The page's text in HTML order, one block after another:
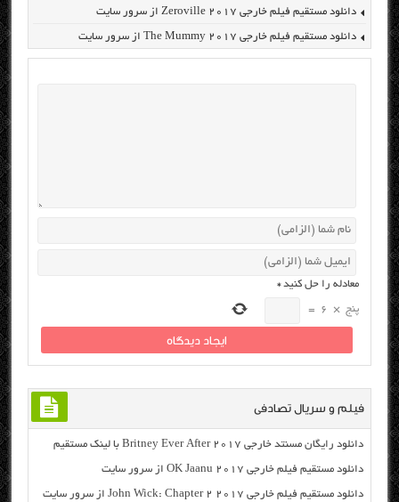
دانلود مستقیم فیلم خارجی Zeroville 2017 از سرور سایت
دانلود مستقیم فیلم خارجی The Mummy 2017 از سرور سایت
معادله را حل کنید*
پنج ×
6
=
فیلم و سریال تصادفی
دانلود رایگان مسنتد خارجی Britney Ever After 2017 با لینک مستقیم
دانلود مستقیم فیلم خارجی OK Jaanu 2017 از سرور سایت
دانلود مستقیم فیلم خارجی John Wick: Chapter 2 2017 از سرور سایت